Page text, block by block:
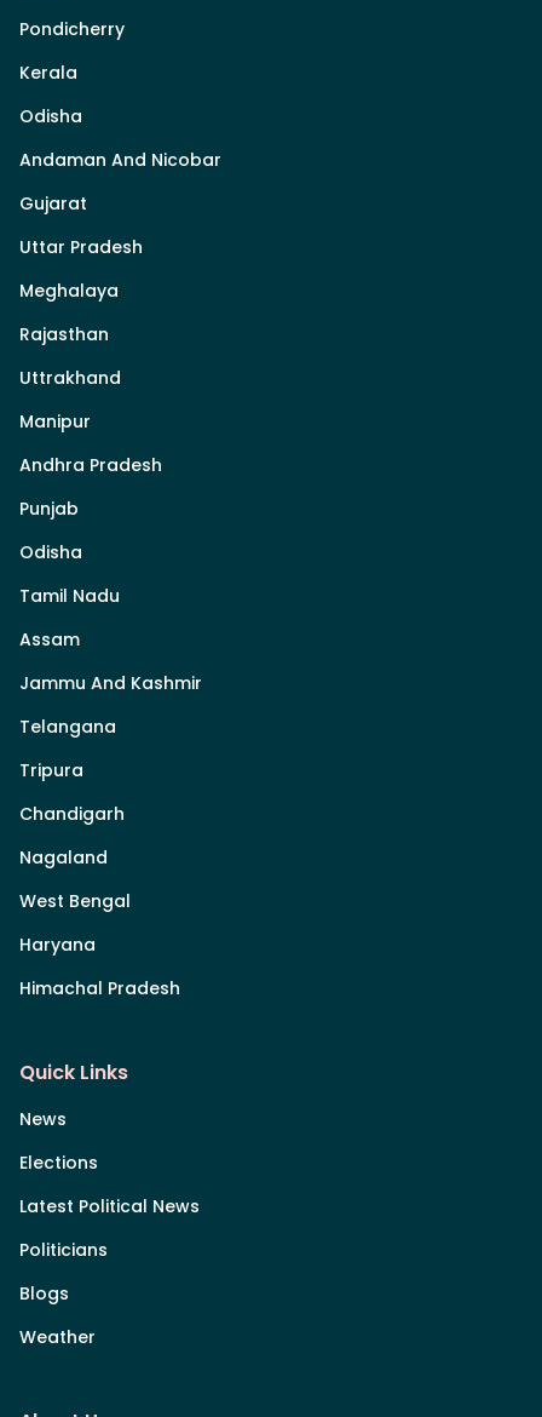
Pondicherry
Kerala
Odisha
Andaman And Nicobar
Gujarat
Uttar Pradesh
Meghalaya
Rajasthan
Uttrakhand
Manipur
Andhra Pradesh
Punjab
Odisha
Tamil Nadu
Assam
Jammu And Kashmir
Telangana
Tripura
Chandigarh
Nagaland
West Bengal
Haryana
Himachal Pradesh
Quick Links
News
Elections
Latest Political News
Politicians
Blogs
Weather